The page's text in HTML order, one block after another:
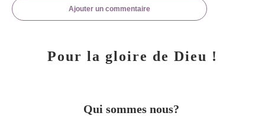
Ajouter un commentaire
Pour la gloire de Dieu !
Qui sommes nous?